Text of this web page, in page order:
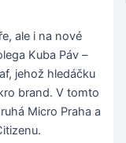
ale i na nové
Kuba Páv –
jehož hledáčku
brand. V tomto
Micro Praha a